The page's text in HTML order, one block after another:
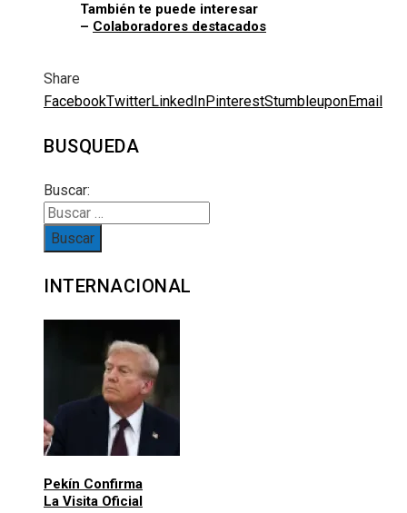
También te puede interesar
– Colaboradores destacados
Share
FacebookTwitterLinkedInPinterestStumbleuponEmail
BUSQUEDA
Buscar:
INTERNACIONAL
Pekín Confirma
La Visita Oficial